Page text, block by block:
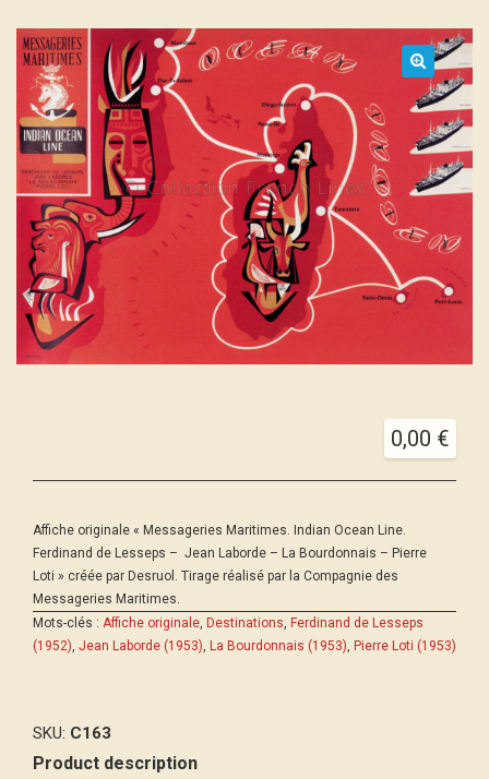
0,00 €
Affiche originale « Messageries Maritimes. Indian Ocean Line.
Ferdinand de Lesseps – Jean Laborde – La Bourdonnais – Pierre
Loti » créée par Desruol. Tirage réalisé par la Compagnie des
Messageries Maritimes.
Mots-clés : Affiche originale, Destinations, Ferdinand de Lesseps
(1952), Jean Laborde (1953), La Bourdonnais (1953), Pierre Loti (1953)
SKU: C163
Product description